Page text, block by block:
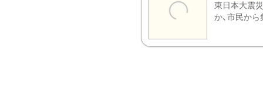
東日本大震
か、市民から